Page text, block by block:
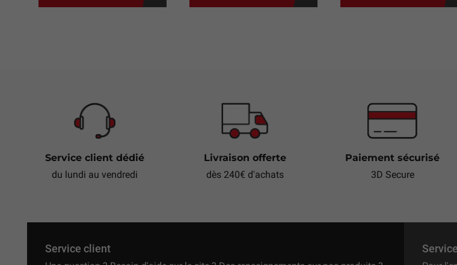
Service client dédié
du lundi au vendredi
Livraison offerte
dès 240€ d'achats
Paiement sécurisé
3D Secure
Service client